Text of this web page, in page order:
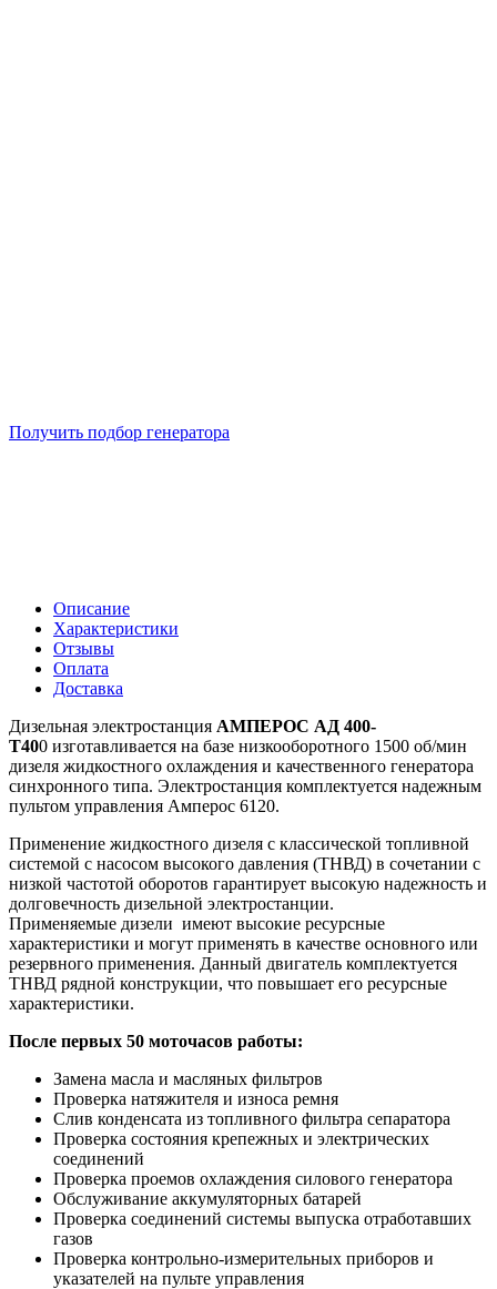
Получить подбор генератора
Описание
Характеристики
Отзывы
Оплата
Доставка
Дизельная электростанция АМПЕРОС АД 400-
Т400 изготавливается на базе низкооборотного 1500 об/мин
дизеля жидкостного охлаждения и качественного генератора
синхронного типа. Электростанция комплектуется надежным
пультом управления Амперос 6120.
Применение жидкостного дизеля с классической топливной
системой c насосом высокого давления (ТНВД) в сочетании с
низкой частотой оборотов гарантирует высокую надежность и
долговечность дизельной электростанции.
Применяемые дизели имеют высокие ресурсные
характеристики и могут применять в качестве основного или
резервного применения. Данный двигатель комплектуется
ТНВД рядной конструкции, что повышает его ресурсные
характеристики.
После первых 50 моточасов работы:
Замена масла и масляных фильтров
Проверка натяжителя и износа ремня
Слив конденсата из топливного фильтра сепаратора
Проверка состояния крепежных и электрических
соединений
Проверка проемов охлаждения силового генератора
Обслуживание аккумуляторных батарей
Проверка соединений системы выпуска отработавших
газов
Проверка контрольно-измерительных приборов и
указателей на пульте управления